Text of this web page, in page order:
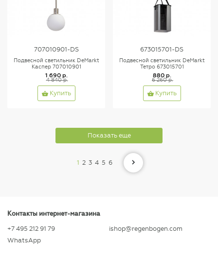
707010901-DS
Подвесной светильник DeMarkt
Каспер 707010901
1 690 р.
4 840 р.
Купить
673015701-DS
Подвесной светильник DeMarkt
Тетро 673015701
880 р.
6 260 р.
Купить
Показать еще
1 2 3 4 5 6
Контакты интернет-магазина
+7 495 212 91 79
WhatsApp
ishop@regenbogen.com